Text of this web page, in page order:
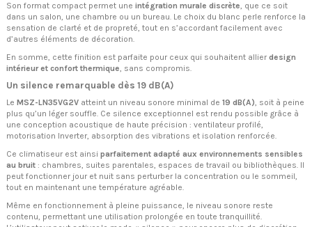
Son format compact permet une intégration murale discrète, que ce soit
dans un salon, une chambre ou un bureau. Le choix du blanc perle renforce la
sensation de clarté et de propreté, tout en s’accordant facilement avec
d’autres éléments de décoration.
En somme, cette finition est parfaite pour ceux qui souhaitent allier design
intérieur et confort thermique, sans compromis.
Un silence remarquable dès 19 dB(A)
Le MSZ-LN35VG2V atteint un niveau sonore minimal de 19 dB(A), soit à peine
plus qu’un léger souffle. Ce silence exceptionnel est rendu possible grâce à
une conception acoustique de haute précision : ventilateur profilé,
motorisation Inverter, absorption des vibrations et isolation renforcée.
Ce climatiseur est ainsi parfaitement adapté aux environnements sensibles
au bruit : chambres, suites parentales, espaces de travail ou bibliothèques. Il
peut fonctionner jour et nuit sans perturber la concentration ou le sommeil,
tout en maintenant une température agréable.
Même en fonctionnement à pleine puissance, le niveau sonore reste
contenu, permettant une utilisation prolongée en toute tranquillité.